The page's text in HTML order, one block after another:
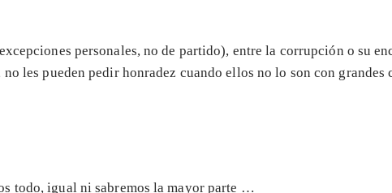
personales, no de partido), entre la corrupción o su
les pueden pedir honradez cuando ellos no lo son con grandes
todo, igual ni sabremos la mayor parte …